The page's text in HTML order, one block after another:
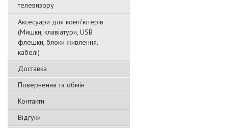
телевизору
Аксесуари для комп'ютерів
(Мишки, клавіатури, USB
флешки, блоки живлення,
кабелі)
Доставка
Повернення та обмін
Контакти
Відгуки